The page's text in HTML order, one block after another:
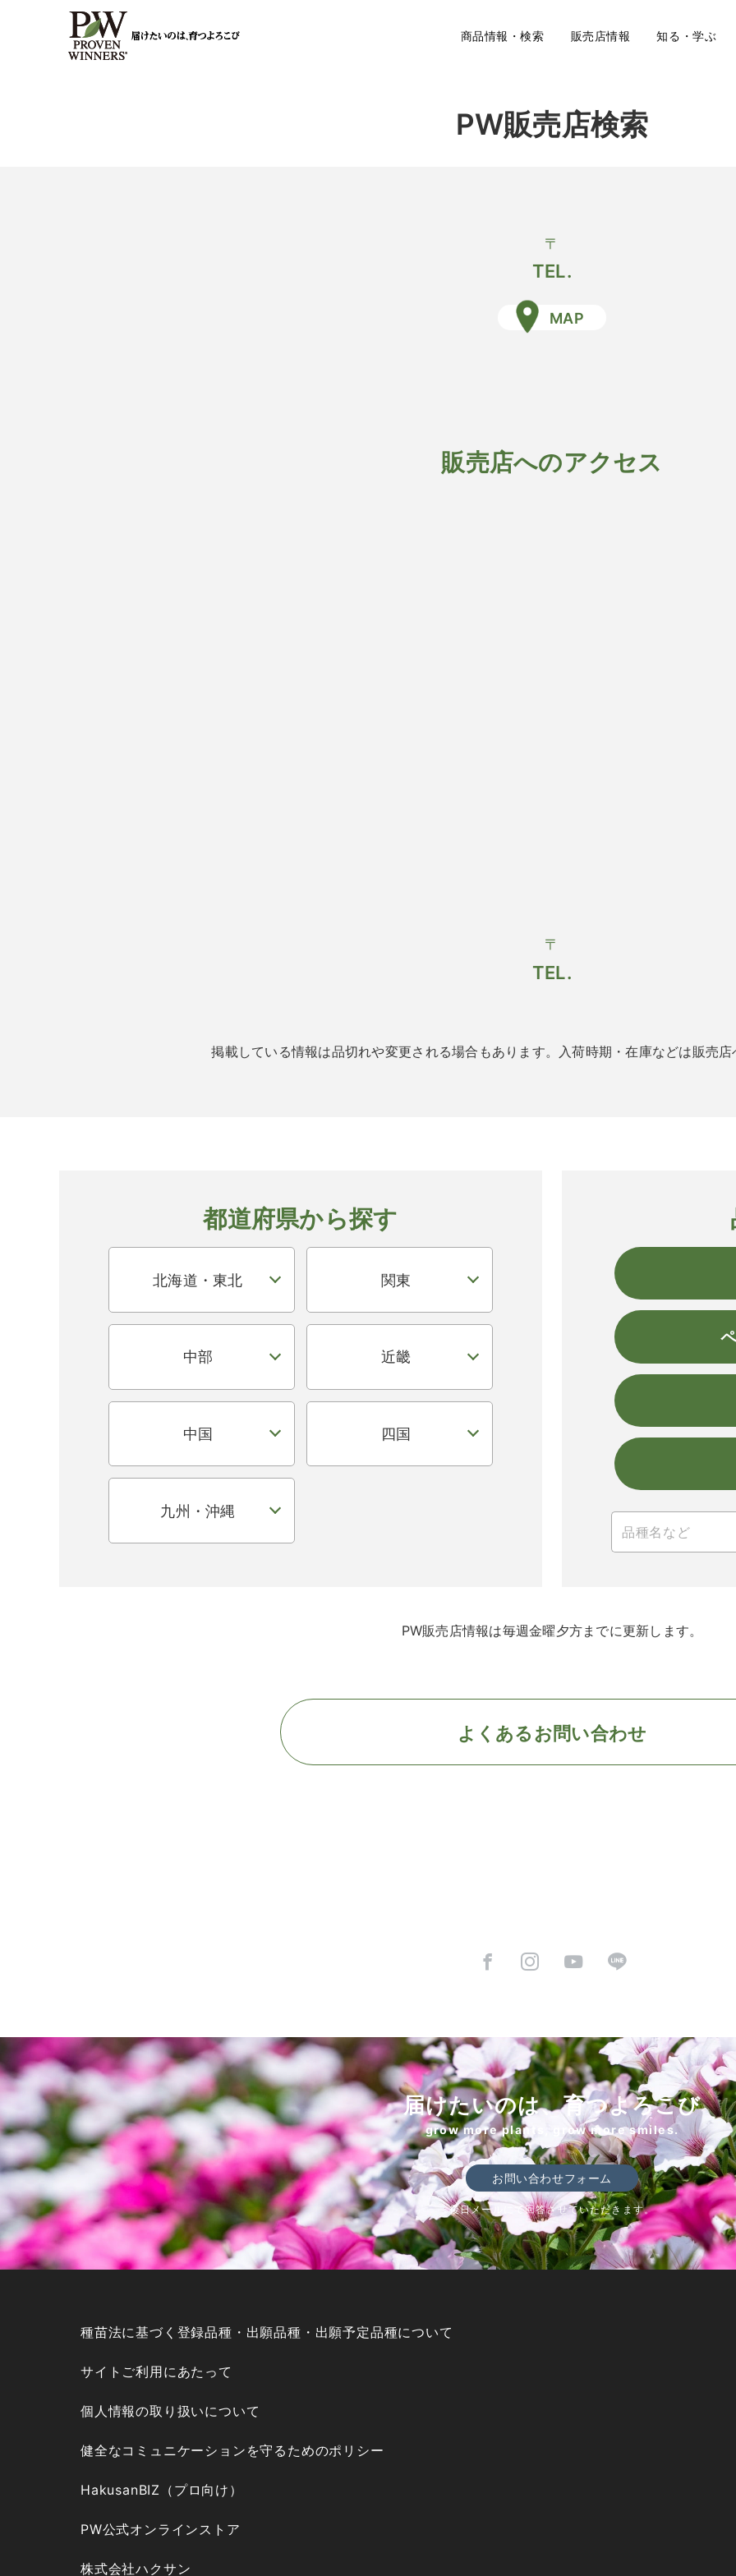
商品情報・検索 販売店情報 知る・学ぶ
PW販売店検索
〒
TEL.
MAP
販売店へのアクセス
〒
TEL.
掲載している情報は品切れや変更される場合もあります。入荷時期・在庫などは販売店
都道府県から探す
北海道・東北 関東
中部 近畿
中国 四国
九州・沖縄
PW販売店情報は毎週金曜夕方までに更新します。
よくあるお問い合わせ
届けたいのは、育つよろこび
grow more plants, grow more smiles.
お問い合わせフォーム
後日メールにて回答させていただきます。
種苗法に基づく登録品種・出願品種・出願予定品種について
サイトご利用にあたって
個人情報の取り扱いについて
健全なコミュニケーションを守るためのポリシー
HakusanBIZ（プロ向け）
PW公式オンラインストア
株式会社ハクサン